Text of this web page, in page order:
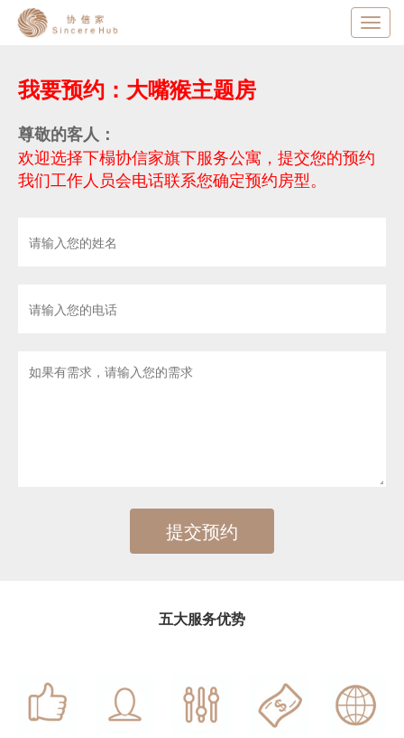
我要预约：大嘴猴主题房
尊敬的客人：
欢迎选择下榻协信家旗下服务公寓，提交您的预约
我们工作人员会电话联系您确定预约房型。
五大服务优势